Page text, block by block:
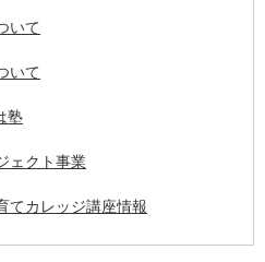
いて
いて
塾
ェクト事業
てカレッジ講座情報